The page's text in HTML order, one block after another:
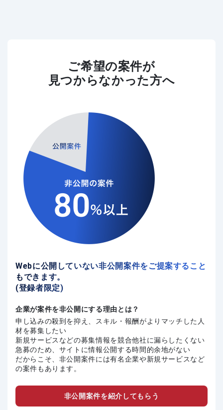
ご希望の案件が
見つからなかった方へ
Webに公開していない非公開案件をご提案すること
もできます。
(登録者限定)
企業が案件を非公開にする理由とは？
申し込みの殺到を抑え、スキル・報酬がよりマッチした人
材を募集したい
新規サービスなどの募集情報を競合他社に漏らしたくない
急募のため、サイトに情報公開する時間的余地がない
だからこそ、非公開案件には有名企業や新規サービスなど
の案件もあります。
非公開案件を紹介してもらう